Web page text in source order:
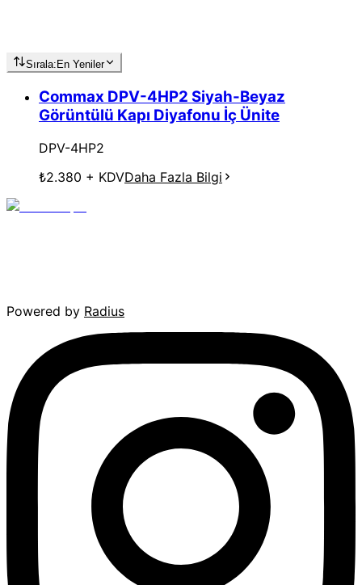
Sırala:En Yeniler
Commax DPV-4HP2 Siyah-Beyaz
Görüntülü Kapı Diyafonu İç Ünite
DPV-4HP2
₺2.380 + KDVDaha Fazla Bilgi
Powered by Radius